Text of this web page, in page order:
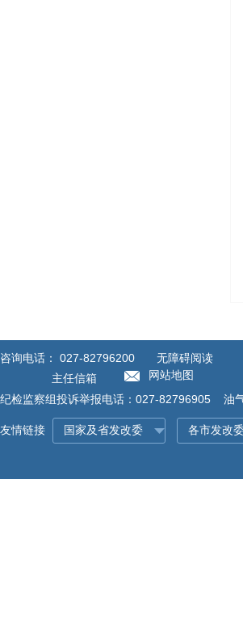
咨询电话： 027-82796200
无障碍阅读
主任信箱
网站地图
纪检监察组投诉举报电话：027-82796905 油
友情链接